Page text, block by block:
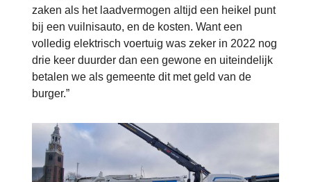
zaken als het laadvermogen altijd een heikel punt
bij een vuilnisauto, en de kosten. Want een
volledig elektrisch voertuig was zeker in 2022 nog
drie keer duurder dan een gewone en uiteindelijk
betalen we als gemeente dit met geld van de
burger.”